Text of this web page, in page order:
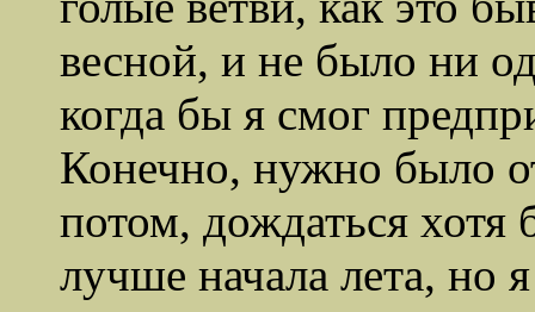
весной, и не было ни
когда бы я смог
Конечно, нужно было
потом, дождаться
лучше начала лета, но